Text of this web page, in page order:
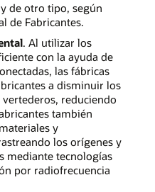
de otro tipo, según
de Fabricantes.
. Al utilizar los
con la ayuda de
las fábricas
a disminuir los
reduciendo
también
y
los orígenes y
mediante tecnologías
por radiofrecuencia